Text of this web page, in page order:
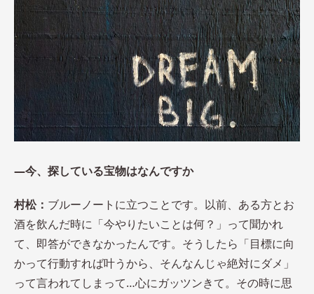
―今、探している宝物はなんですか
村松： ブルーノートに立つことです。以前、ある方とお
酒を飲んだ時に「今やりたいことは何？」って聞かれ
て、即答ができなかったんです。そうしたら「目標に向
かって行動すれば叶うから、そんなんじゃ絶対にダメ」
って言われてしまって…心にガッツンきて。その時に思